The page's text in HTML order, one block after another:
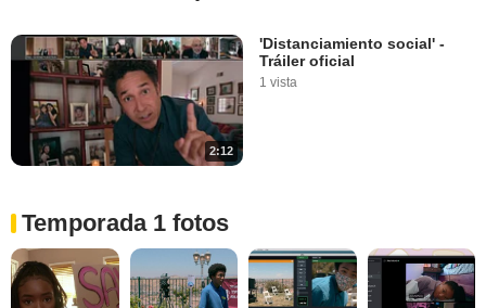
2:12
'Distanciamiento social' -
Tráiler oficial
1 vista
Temporada 1 fotos